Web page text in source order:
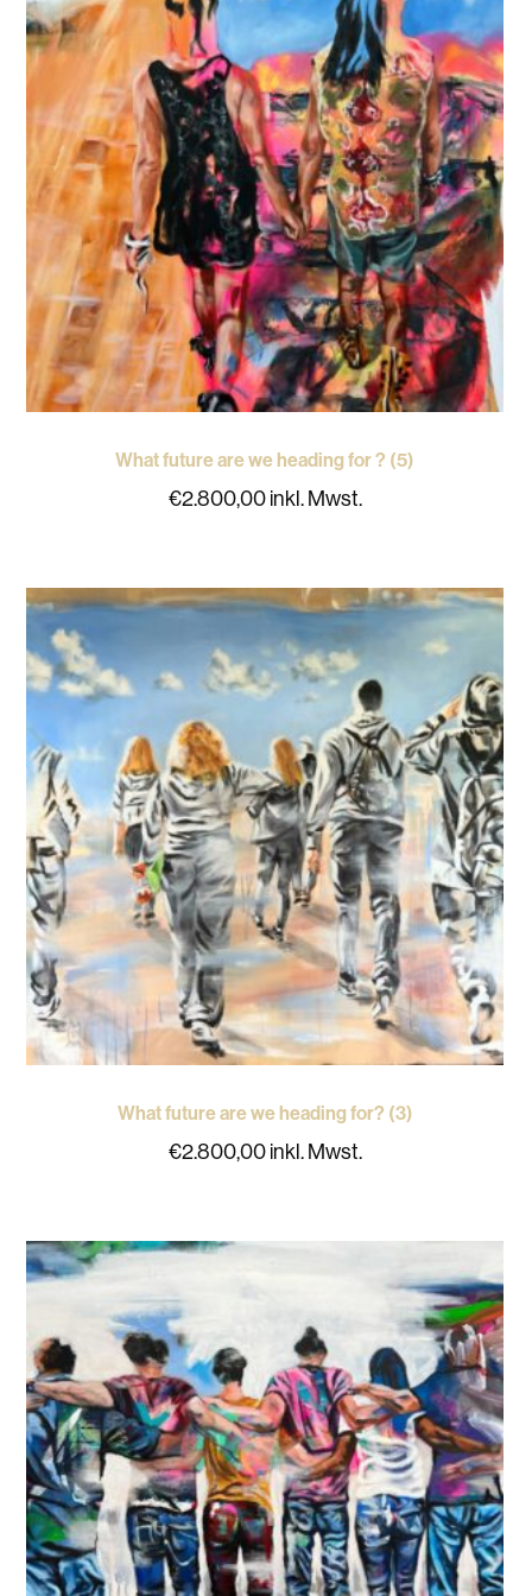
What future are we heading for ? (5)
€2.800,00 inkl. Mwst.
What future are we heading for? (3)
€2.800,00 inkl. Mwst.